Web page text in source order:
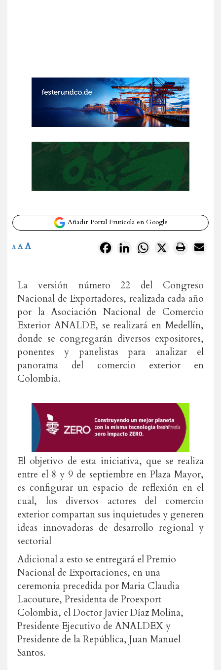
Añadir Portal Frutícola en Google
FacebookLinkedInWhatsApp
X
A A A
La versión número 22 del Congreso
Nacional de Exportadores, realizada cada año
por la Asociación Nacional de Comercio
Exterior ANALDE, se realizará en Medellín,
donde se congregarán diversos expositores,
ponentes y panelistas para analizar el
panorama del comercio exterior en
Colombia.
El objetivo de esta iniciativa, que se realiza
entre el 8 y 9 de septiembre en Plaza Mayor,
es configurar un espacio de reflexión en el
cual, los diversos actores del comercio
exterior compartan sus inquietudes y generen
ideas innovadoras de desarrollo regional y
sectorial
Adicional a esto se entregará el Premio
Nacional de Exportaciones, en una
ceremonia precedida por Maria Claudia
Lacouture, Presidenta de Proexport
Colombia, el Doctor Javier Díaz Molina,
Presidente Ejecutivo de ANALDEX y
Presidente de la República, Juan Manuel
Santos.